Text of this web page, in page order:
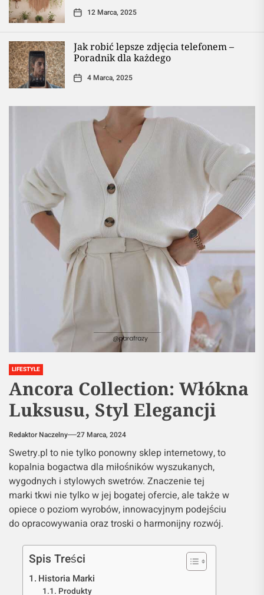
12 Marca, 2025
Jak robić lepsze zdjęcia telefonem –
Poradnik dla każdego
4 Marca, 2025
LIFESTYLE
Ancora Collection: Włókna
Luksusu, Styl Elegancji
Redaktor Naczelny 27 Marca, 2024
Swetry.pl to nie tylko ponowny sklep internetowy, to
kopalnia bogactwa dla miłośników wyszukanych,
wygodnych i stylowych swetrów. Znaczenie tej
marki tkwi nie tylko w jej bogatej ofercie, ale także w
opiece o poziom wyrobów, innowacyjnym podejściu
do opracowywania oraz troski o harmonijny rozwój.
Spis Treści
Historia Marki
Produkty